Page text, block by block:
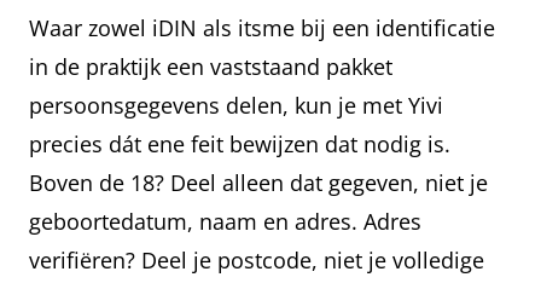
Waar zowel iDIN als itsme bij een identificatie
in de praktijk een vaststaand pakket
persoonsgegevens delen, kun je met Yivi
precies dát ene feit bewijzen dat nodig is.
Boven de 18? Deel alleen dat gegeven, niet je
geboortedatum, naam en adres. Adres
verifiëren? Deel je postcode, niet je volledige